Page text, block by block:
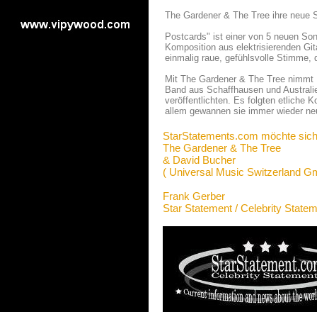
The Gardener & The Tree ihre neue
Postcards" ist einer von 5 neuen
Komposition aus elektrisierenden
einmalig raue, gefühlsvolle Stimme,
Mit The Gardener & The Tree
Band aus Schaffhausen und
veröffentlichten. Es folgten etliche
allem gewannen sie immer wieder
StarStatements.com möchte
The Gardener & The Tree
& David Bucher
( Universal Music Switzerland
Frank Gerber
Star Statement / Celebrity